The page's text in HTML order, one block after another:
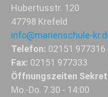
Hubertusstr. 120
47798 Krefeld
info@marienschule-
Telefon: 02151 977316
Fax: 02151 977333
Öffnungszeiten
Mo.-Do. 7.30 - 14:00